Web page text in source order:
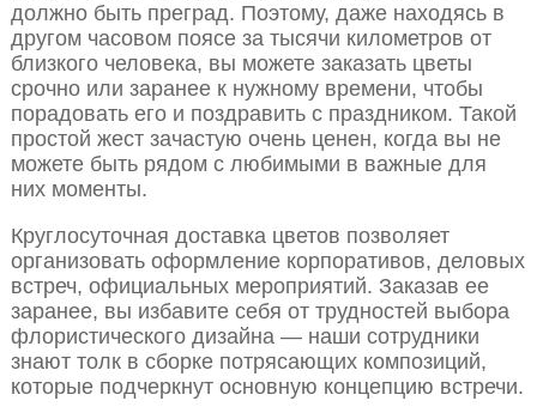
должно быть преград. Поэтому, даже находясь в
другом часовом поясе за тысячи километров от
близкого человека, вы можете заказать цветы
срочно или заранее к нужному времени, чтобы
порадовать его и поздравить с праздником. Такой
простой жест зачастую очень ценен, когда вы не
можете быть рядом с любимыми в важные для
них моменты.
Круглосуточная доставка цветов позволяет
организовать оформление корпоративов, деловых
встреч, официальных мероприятий. Заказав ее
заранее, вы избавите себя от трудностей выбора
флористического дизайна — наши сотрудники
знают толк в сборке потрясающих композиций,
которые подчеркнут основную концепцию встречи.